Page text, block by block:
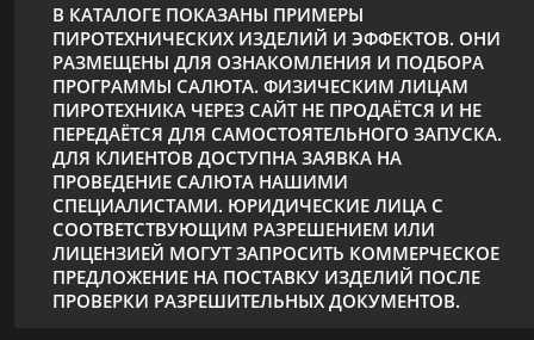
В КАТАЛОГЕ ПОКАЗАНЫ ПРИМЕРЫ
ПИРОТЕХНИЧЕСКИХ ИЗДЕЛИЙ И ЭФФЕКТОВ. ОНИ
РАЗМЕЩЕНЫ ДЛЯ ОЗНАКОМЛЕНИЯ И ПОДБОРА
ПРОГРАММЫ САЛЮТА. ФИЗИЧЕСКИМ ЛИЦАМ
ПИРОТЕХНИКА ЧЕРЕЗ САЙТ НЕ ПРОДАЁТСЯ И НЕ
ПЕРЕДАЁТСЯ ДЛЯ САМОСТОЯТЕЛЬНОГО ЗАПУСКА.
ДЛЯ КЛИЕНТОВ ДОСТУПНА ЗАЯВКА НА
ПРОВЕДЕНИЕ САЛЮТА НАШИМИ
СПЕЦИАЛИСТАМИ. ЮРИДИЧЕСКИЕ ЛИЦА С
СООТВЕТСТВУЮЩИМ РАЗРЕШЕНИЕМ ИЛИ
ЛИЦЕНЗИЕЙ МОГУТ ЗАПРОСИТЬ КОММЕРЧЕСКОЕ
ПРЕДЛОЖЕНИЕ НА ПОСТАВКУ ИЗДЕЛИЙ ПОСЛЕ
ПРОВЕРКИ РАЗРЕШИТЕЛЬНЫХ ДОКУМЕНТОВ.